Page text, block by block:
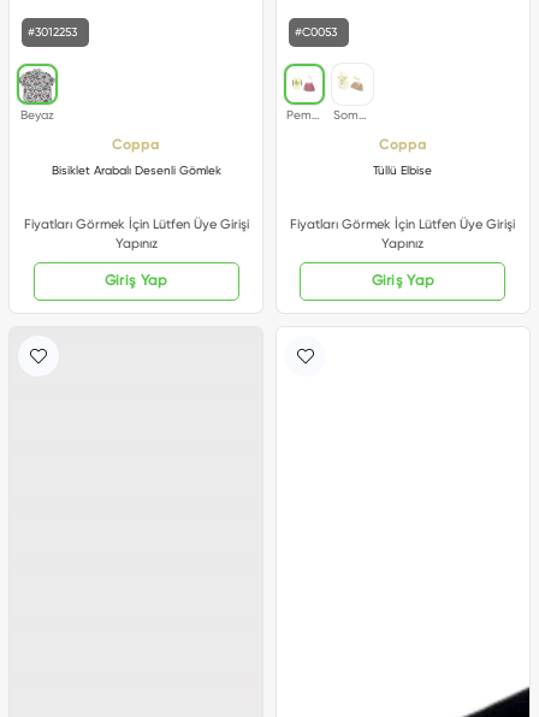
#3012253
Coppa
Bisiklet Arabalı Desenli Gömlek
Fiyatları Görmek İçin Lütfen Üye Girişi
Yapınız
Giriş Yap
#C0053
Coppa
Tüllü Elbise
Fiyatları Görmek İçin Lütfen Üye Girişi
Yapınız
Giriş Yap